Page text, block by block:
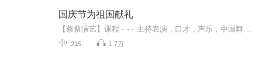
国庆节为祖国献礼
215 1.7万